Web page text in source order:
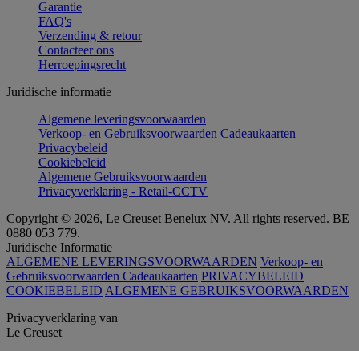
Garantie
FAQ's
Verzending & retour
Contacteer ons
Herroepingsrecht
Juridische informatie
Algemene leveringsvoorwaarden
Verkoop- en Gebruiksvoorwaarden Cadeaukaarten
Privacybeleid
Cookiebeleid
Algemene Gebruiksvoorwaarden
Privacyverklaring - Retail-CCTV
Copyright © 2026, Le Creuset Benelux NV. All rights reserved. BE
0880 053 779.
Juridische Informatie
ALGEMENE LEVERINGSVOORWAARDEN Verkoop- en
Gebruiksvoorwaarden Cadeaukaarten PRIVACYBELEID
COOKIEBELEID ALGEMENE GEBRUIKSVOORWAARDEN
Privacyverklaring van
Le Creuset